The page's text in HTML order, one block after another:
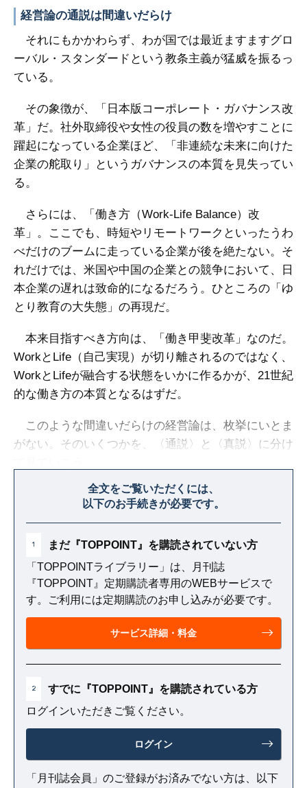
経営論の通説は間違いだらけ
それにもかかわらず、わが国では最近ますますグロ
ーバル・スタンダードという教条主義が猛威を振るっ
ている。
その象徴が、「日本版コーポレート・ガバナンス改
革」だ。社外取締役や女性の役員の数を増やすことに
躍起になっている企業ほど、「非連続な未来に向けた
企業の舵取り」というガバナンスの本質を見失ってい
る。
さらには、「働き方（Work-Life Balance）改
革」。ここでも、時短やリモートワークといったうわ
べだけのブームに走っている企業が後を絶たない。そ
れだけでは、米国や中国の企業との競争において、日
本企業の遅れは致命的になるだろう。ひところの「ゆ
とり教育の大失態」の再現だ。
本来目指すべき方向は、「働き甲斐改革」なのだ。
WorkとLife（自己実現）が切り離されるのではなく、
WorkとLifeが融合する状態をいかに作るかが、21世紀
的な働き方の本質となるはずだ。
このような間違いだらけの経営論は、枚挙にいとま
がない。そのいくつかを、〈通説〉と〈真説〉に分け
全文をご覧いただくには、
以下のお手続きが必要です。
1
まだ『TOPPOINT』を購読されていない方
「TOPPOINTライブラリー」は、月刊誌
『TOPPOINT』定期購読者専用のWEBサービスで
す。ご利用には定期購読のお申し込みが必要です。
サービス詳細・料金
2
すでに『TOPPOINT』を購読されている方
ログインいただきご覧ください。
ログイン
「月刊誌会員」のご登録がお済みでない方は、以下